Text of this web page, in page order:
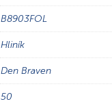
B8903FOL
Hliník
Den Braven
50